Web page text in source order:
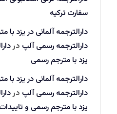
سفارت ترکیه
دارالترجمه آلمانی در یزد
دارالترجمه رسمی آلپ در
یزد با مترجم رسمی
دارالترجمه آلمانی در یزد
دارالترجمه رسمی آلپ در
یزد با مترجم رسمی و